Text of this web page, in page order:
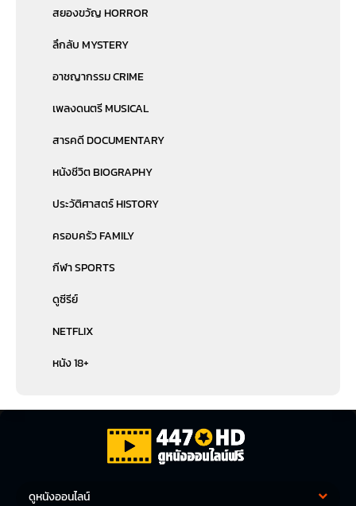
สยองขวัญ HORROR
ลึกลับ MYSTERY
อาชญากรรม CRIME
เพลงดนตรี MUSICAL
สารคดี DOCUMENTARY
หนังชีวิต BIOGRAPHY
ประวัติศาสตร์ HISTORY
ครอบครัว FAMILY
กีฬา SPORTS
ดูซีรีย์
NETFLIX
หนัง 18+
ดูหนังออนไลน์